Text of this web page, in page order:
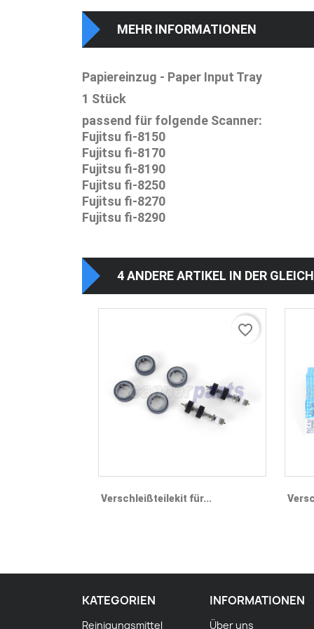
MEHR INFORMATIONEN
Papiereinzug - Paper Input Tray
1 Stück
passend für folgende Scanner:
Fujitsu fi-8150
Fujitsu fi-8170
Fujitsu fi-8190
Fujitsu fi-8250
Fujitsu fi-8270
Fujitsu fi-8290
4 ANDERE ARTIKEL IN DER
Vorschau
Verschleißteilekit für...
favorite_border
KATEGORIEN
Reinigungsmittel
INFORMATIONEN
Über uns